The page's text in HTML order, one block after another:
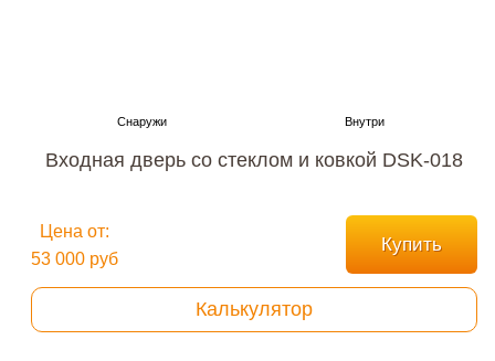
Входная дверь со стеклом и ковкой DSK-018
Цена от:
53 000 руб
Купить
Калькулятор